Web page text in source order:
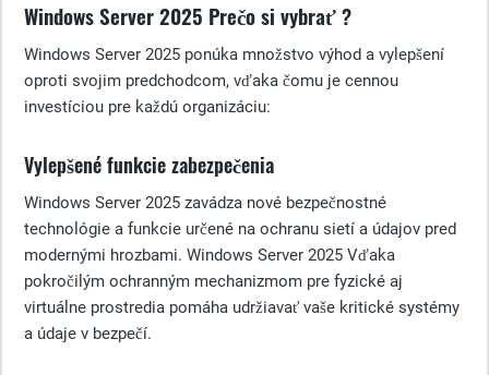
Windows Server 2025 Prečo si vybrať ?
Windows Server 2025 ponúka množstvo výhod a vylepšení
oproti svojim predchodcom, vďaka čomu je cennou
investíciou pre každú organizáciu:
Vylepšené funkcie zabezpečenia
Windows Server 2025 zavádza nové bezpečnostné
technológie a funkcie určené na ochranu sietí a údajov pred
modernými hrozbami. Windows Server 2025 Vďaka
pokročilým ochranným mechanizmom pre fyzické aj
virtuálne prostredia pomáha udržiavať vaše kritické systémy
a údaje v bezpečí.